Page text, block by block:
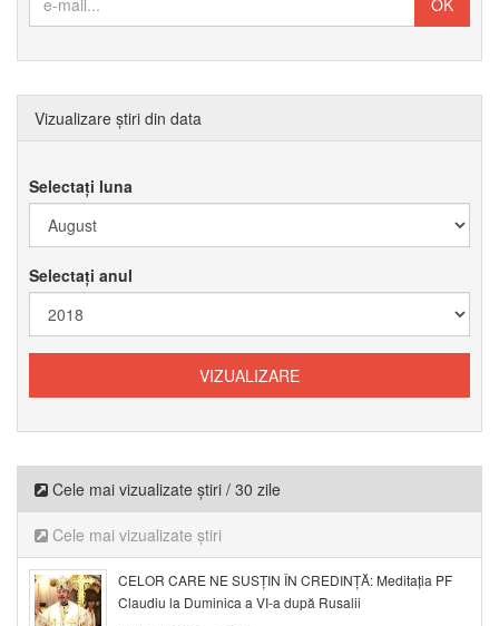
Vizualizare știri din data
Selectați luna
Selectați anul
Cele mai vizualizate știri / 30 zile
Cele mai vizualizate știri
CELOR CARE NE SUSȚIN ÎN CREDINȚĂ: Meditația PF
Claudiu la Duminica a VI-a după Rusalii